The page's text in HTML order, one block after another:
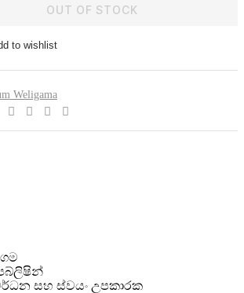
OUT OF STOCK
to wishlist
Weligama
පබ්ලිෂින්
සහ ස්වයං උපකාරක